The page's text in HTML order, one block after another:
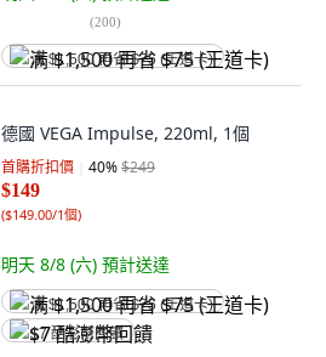
(200)
满 $1,500 再省 $75 (王道卡)
德國 VEGA Impulse, 220ml, 1個
首購折扣價 40%$249
$149
($149.00/1個)
明天 8/8 (六) 預計送達
满 $1,500 再省 $75 (王道卡)
$7 酷澎幣回饋